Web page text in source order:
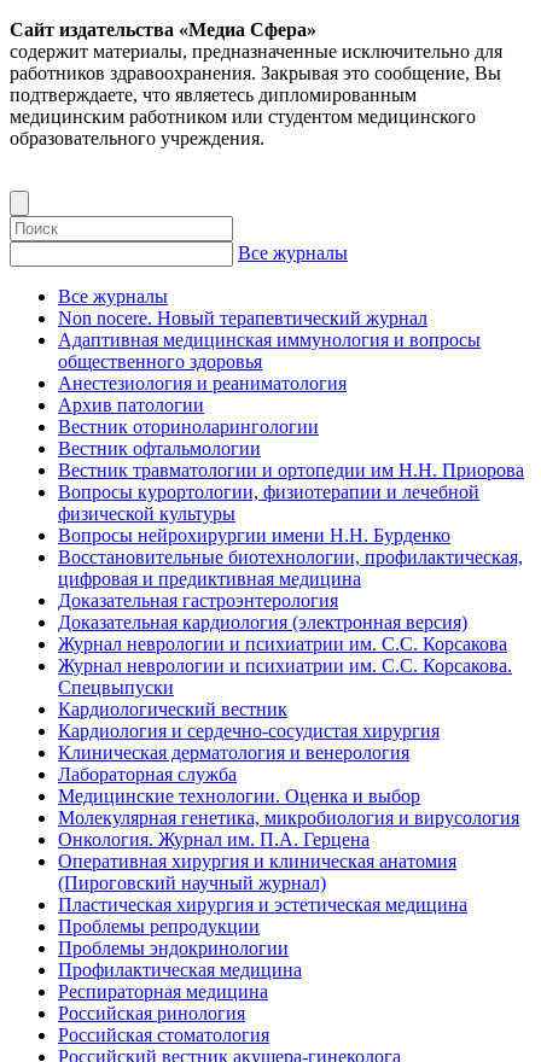
Сайт издательства «Медиа Сфера»
содержит материалы, предназначенные исключительно для
работников здравоохранения. Закрывая это сообщение, Вы
подтверждаете, что являетесь дипломированным
медицинским работником или студентом медицинского
образовательного учреждения.
Все журналы
Все журналы
Non nocere. Новый терапевтический журнал
Адаптивная медицинская иммунология и вопросы
общественного здоровья
Анестезиология и реаниматология
Архив патологии
Вестник оториноларингологии
Вестник офтальмологии
Вестник травматологии и ортопедии им Н.Н. Приорова
Вопросы курортологии, физиотерапии и лечебной
физической культуры
Вопросы нейрохирургии имени Н.Н. Бурденко
Восстановительные биотехнологии, профилактическая,
цифровая и предиктивная медицина
Доказательная гастроэнтерология
Доказательная кардиология (электронная версия)
Журнал неврологии и психиатрии им. С.С. Корсакова
Журнал неврологии и психиатрии им. С.С. Корсакова.
Спецвыпуски
Кардиологический вестник
Кардиология и сердечно-сосудистая хирургия
Клиническая дерматология и венерология
Лабораторная служба
Медицинские технологии. Оценка и выбор
Молекулярная генетика, микробиология и вирусология
Онкология. Журнал им. П.А. Герцена
Оперативная хирургия и клиническая анатомия
(Пироговский научный журнал)
Пластическая хирургия и эстетическая медицина
Проблемы репродукции
Проблемы эндокринологии
Профилактическая медицина
Респираторная медицина
Российская ринология
Российская стоматология
Российский вестник акушера-гинеколога